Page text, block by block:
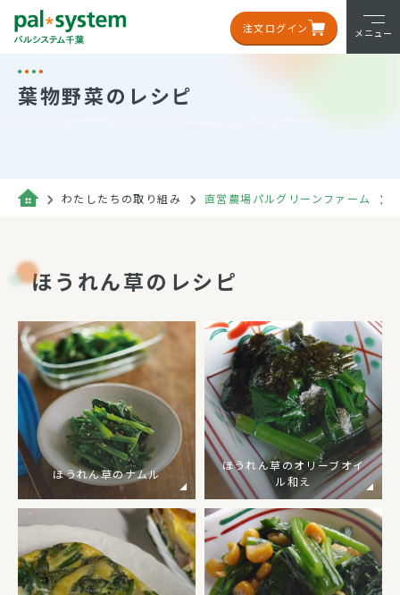
注文ログイン メニュー
葉物野菜のレシピ
わたしたちの取り組み 直営農場パルグリーンファーム
ほうれん草のレシピ
ほうれん草のナムル
ほうれん草のオリーブオイ
ル和え